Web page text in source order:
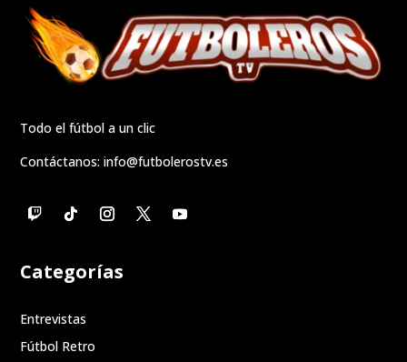
Todo el fútbol a un clic
Contáctanos:info@futbolerostv.es
Categorías
Entrevistas
Fútbol Retro